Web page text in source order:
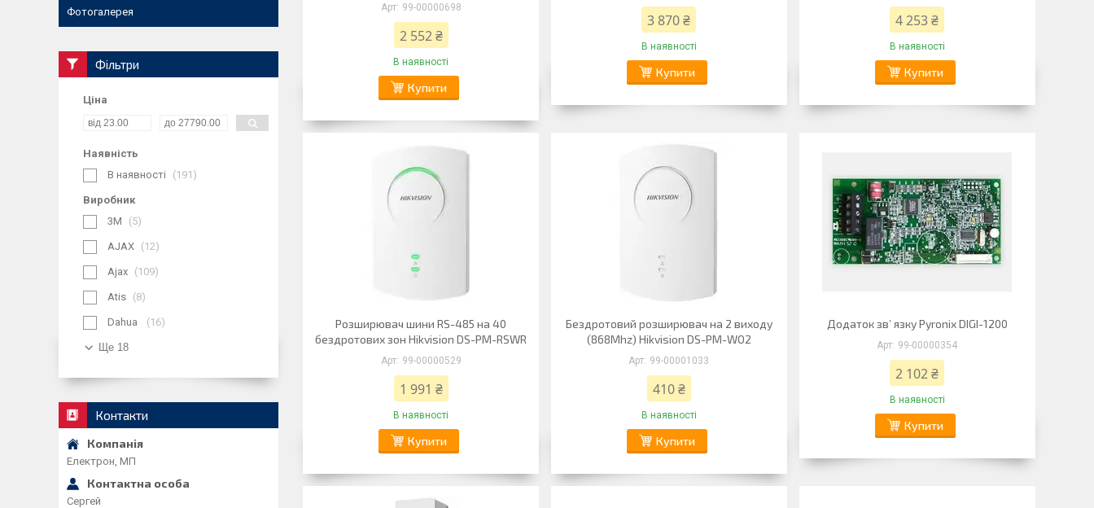
99-00000698
2 552 ₴
В наявності
Купити
3 870 ₴
В наявності
Купити
4 253 ₴
В наявності
Купити
Розширювач шини RS-485 на 40
бездротових зон Hikvision DS-PM-RSWR
99-00000529
1 991 ₴
В наявності
Купити
Бездротовий розширювач на 2 виходу
(868Mhz) Hikvision DS-PM-WO2
99-00001033
410 ₴
В наявності
Купити
Додаток зв’ язку Pyronix DIGI-1200
99-00000354
2 102 ₴
В наявності
Купити
Фотогалерея
Фільтри
Ціна
Наявність
В наявності
191
Виробник
3М
5
AJAX 12
Ajax 109
Atis 8
Dahua 16
Ще 18
Контакти
Електрон, МП
Сергей